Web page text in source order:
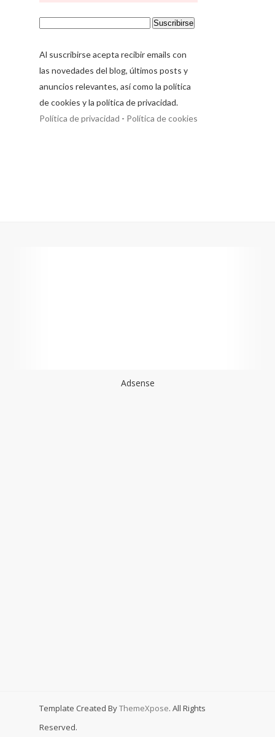
Al suscribirse acepta recibir emails con
las novedades del blog, últimos posts y
anuncios relevantes, así como la política
de cookies y la política de privacidad.
Política de privacidad - Política de cookies
Adsense
Template Created ByThemeXpose. All Rights
Reserved.